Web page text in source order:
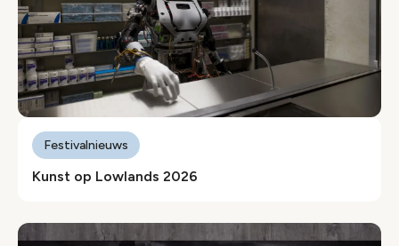
Kunst op Lowlands 2026
Festivalnieuws